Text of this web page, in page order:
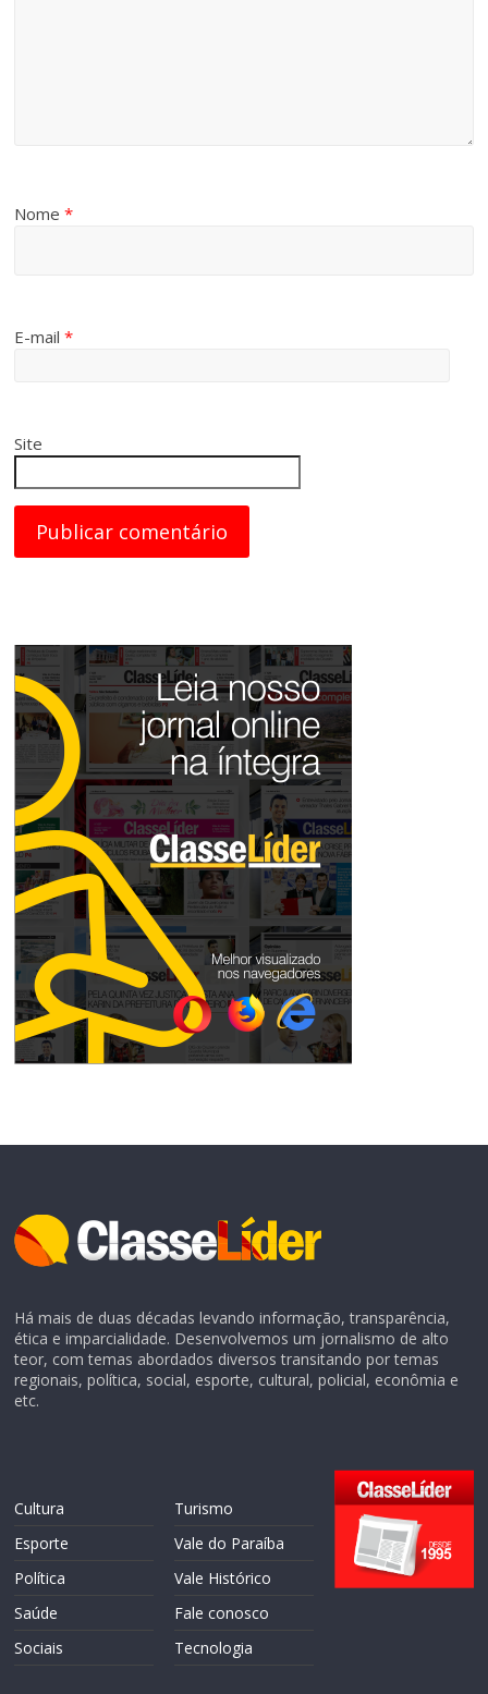
Nome*
E-mail*
Site
Há mais de duas décadas levando informação, transparência,
ética e imparcialidade. Desenvolvemos um jornalismo de alto
teor, com temas abordados diversos transitando por temas
regionais, política, social, esporte, cultural, policial, econômia e
etc.
Cultura
Esporte
Política
Saúde
Sociais
Turismo
Vale do Paraíba
Vale Histórico
Fale conosco
Tecnologia